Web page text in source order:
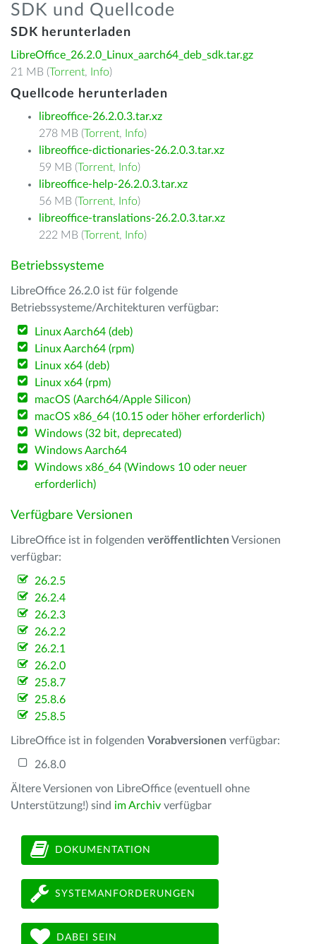
SDK und Quellcode
SDK herunterladen
LibreOffice_26.2.0_Linux_aarch64_deb_sdk.tar.gz
21 MB (Torrent, Info)
Quellcode herunterladen
libreoffice-26.2.0.3.tar.xz
278 MB (Torrent, Info)
libreoffice-dictionaries-26.2.0.3.tar.xz
59 MB (Torrent, Info)
libreoffice-help-26.2.0.3.tar.xz
56 MB (Torrent, Info)
libreoffice-translations-26.2.0.3.tar.xz
222 MB (Torrent, Info)
Betriebssysteme
LibreOffice 26.2.0 ist für folgende
Betriebssysteme/Architekturen verfügbar:
Linux Aarch64 (deb)
Linux Aarch64 (rpm)
Linux x64 (deb)
Linux x64 (rpm)
macOS (Aarch64/Apple Silicon)
macOS x86_64 (10.15 oder höher erforderlich)
Windows (32 bit, deprecated)
Windows Aarch64
Windows x86_64 (Windows 10 oder neuer
erforderlich)
Verfügbare Versionen
LibreOffice ist in folgenden veröffentlichten Versionen
verfügbar:
26.2.5
26.2.4
26.2.3
26.2.2
26.2.1
26.2.0
25.8.7
25.8.6
25.8.5
LibreOffice ist in folgenden Vorabversionen verfügbar:
26.8.0
Ältere Versionen von LibreOffice (eventuell ohne
Unterstützung!) sind im Archiv verfügbar
DOKUMENTATION
SYSTEMANFORDERUNGEN
DABEI SEIN